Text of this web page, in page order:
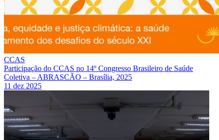
CCAS
Participação do CCAS no 14º Congresso Brasileiro de Saúde
Coletiva – ABRASCÃO – Brasília, 2025
11 dez 2025